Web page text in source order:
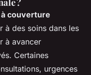
couverture
à des soins dans les
à avancer
Certaines
urgences